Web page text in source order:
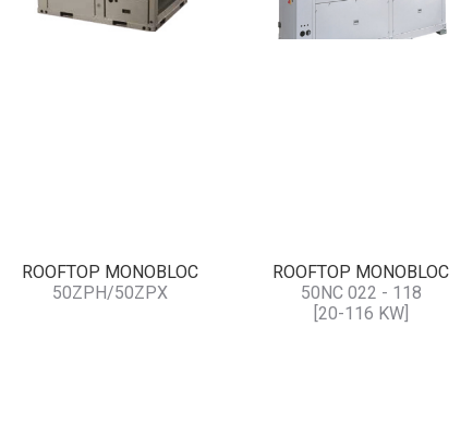
ROOFTOP MONOBLOC
50ZPH/50ZPX
ROOFTOP MONOBLOC
50NC 022 - 118
[20-116 KW]